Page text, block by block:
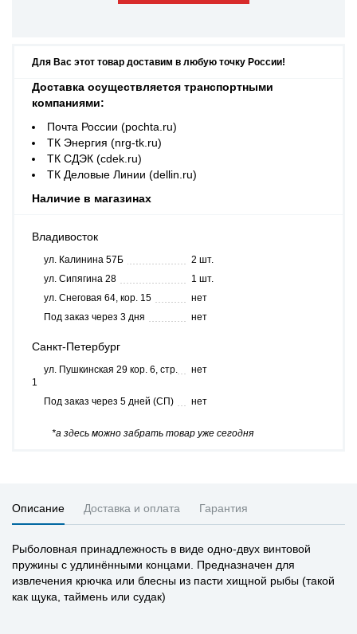
Для Вас этот товар доставим в любую точку России!
Доставка осуществляется транспортными
компаниями:
Почта России (pochta.ru)
ТК Энергия (nrg-tk.ru)
ТК СДЭК (cdek.ru)
ТК Деловые Линии (dellin.ru)
Наличие в магазинах
Владивосток
ул. Калинина 57Б
2 шт.
ул. Сипягина 28
1 шт.
ул. Снеговая 64, кор. 15
нет
Под заказ через 3 дня
нет
Санкт-Петербург
ул. Пушкинская 29 кор. 6, стр.
1
нет
Под заказ через 5 дней (СП) нет
*а здесь можно забрать товар уже сегодня
Описание Доставка и оплата Гарантия
Рыболовная принадлежность в виде одно-двух винтовой
пружины с удлинёнными концами. Предназначен для
извлечения крючка или блесны из пасти хищной рыбы (такой
как щука, таймень или судак)